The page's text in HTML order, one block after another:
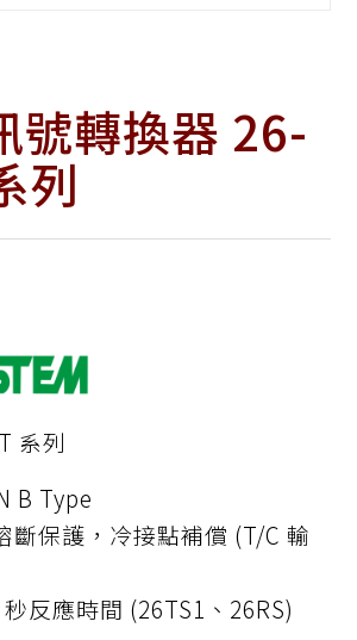
號轉換器 26-
列
系列
B Type
保護，冷接點補償 (T/C 輸
反應時間 (26TS1、26RS)